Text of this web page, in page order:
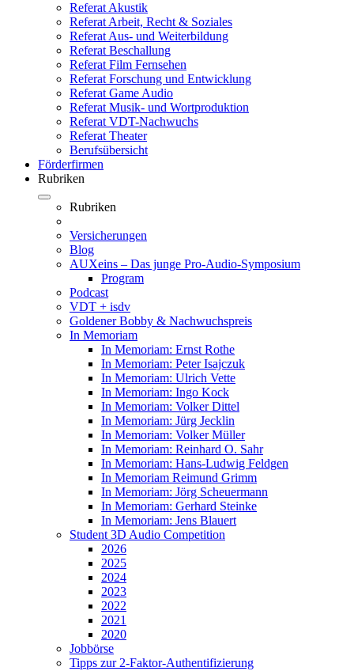
Referat Akustik
Referat Arbeit, Recht & Soziales
Referat Aus- und Weiterbildung
Referat Beschallung
Referat Film Fernsehen
Referat Forschung und Entwicklung
Referat Game Audio
Referat Musik- und Wortproduktion
Referat VDT-Nachwuchs
Referat Theater
Berufsübersicht
Förderfirmen
Rubriken
Rubriken
Versicherungen
Blog
AUXeins – Das junge Pro-Audio-Symposium
Program
Podcast
VDT + isdv
Goldener Bobby & Nachwuchspreis
In Memoriam
In Memoriam: Ernst Rothe
In Memoriam: Peter Isajczuk
In Memoriam: Ulrich Vette
In Memoriam: Ingo Kock
In Memoriam: Volker Dittel
In Memoriam: Jürg Jecklin
In Memoriam: Volker Müller
In Memoriam: Reinhard O. Sahr
In Memoriam: Hans-Ludwig Feldgen
In Memoriam Reimund Grimm
In Memoriam: Jörg Scheuermann
In Memoriam: Gerhard Steinke
In Memoriam: Jens Blauert
Student 3D Audio Competition
2026
2025
2024
2023
2022
2021
2020
Jobbörse
Tipps zur 2-Faktor-Authentifizierung